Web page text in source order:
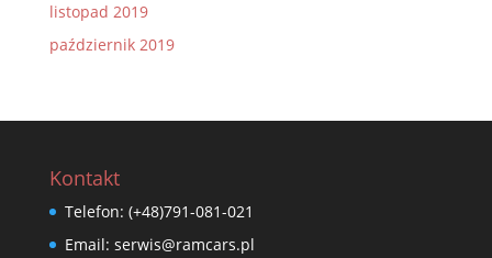
listopad 2019
październik 2019
Kontakt
Telefon: (+48)791-081-021
Email: serwis@ramcars.pl